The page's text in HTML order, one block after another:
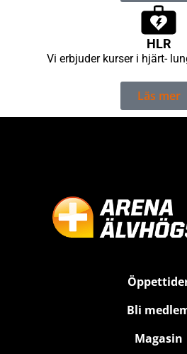
HLR
Vi erbjuder kurser i hjärt-
Läs mer
Bli
Magasin